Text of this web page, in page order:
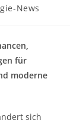
News
für
moderne
sich